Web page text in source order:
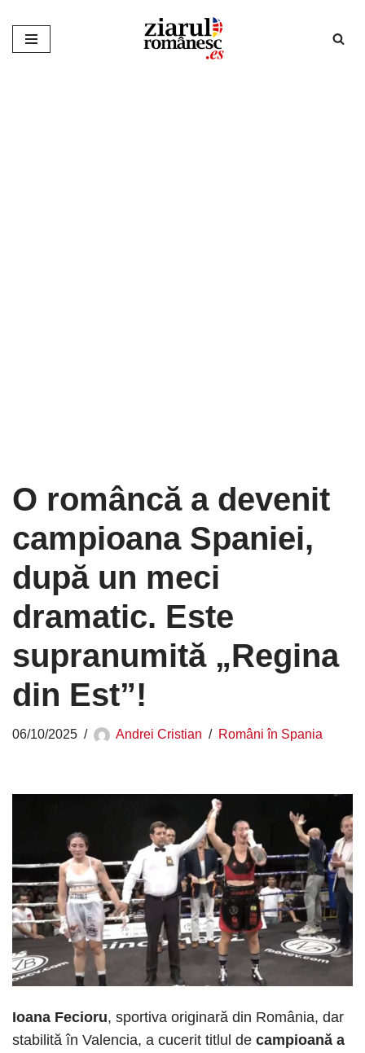
Sari
O româncă a devenit
campioana Spaniei,
după un meci
dramatic. Este
supranumită „Regina
din Est”!
06/10/2025 Andrei Cristian Români în Spania
Ioana Fecioru, sportiva originară din România, dar
stabilită în Valencia, a cucerit titlul de campioană a